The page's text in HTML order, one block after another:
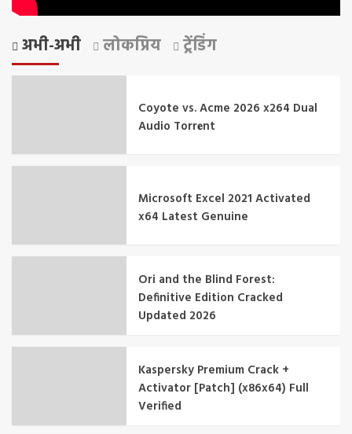
अभी-अभी लोकप्रिय ट्रेंडिंग
Coyote vs. Acme 2026 x264 Dual
Audio Torr𝐞nt
Microsoft Excel 2021 Activated
x64 Latest Genuine
Ori and the Blind Forest:
Definitive Edition Cracked
Updated 2026
Kaspersky Premium Crack +
Activator [Patch] (x86x64) Full
Verified